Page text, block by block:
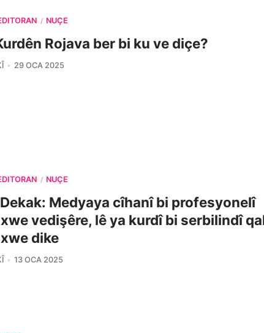
/ NÛÇE
Rojava ber bi ku ve diçe?
29 OCA 2025
/ NÛÇE
Medyaya cîhanî bi profesyonelî
vedişêre, lê ya kurdî bi serbilindî
dike
13 OCA 2025